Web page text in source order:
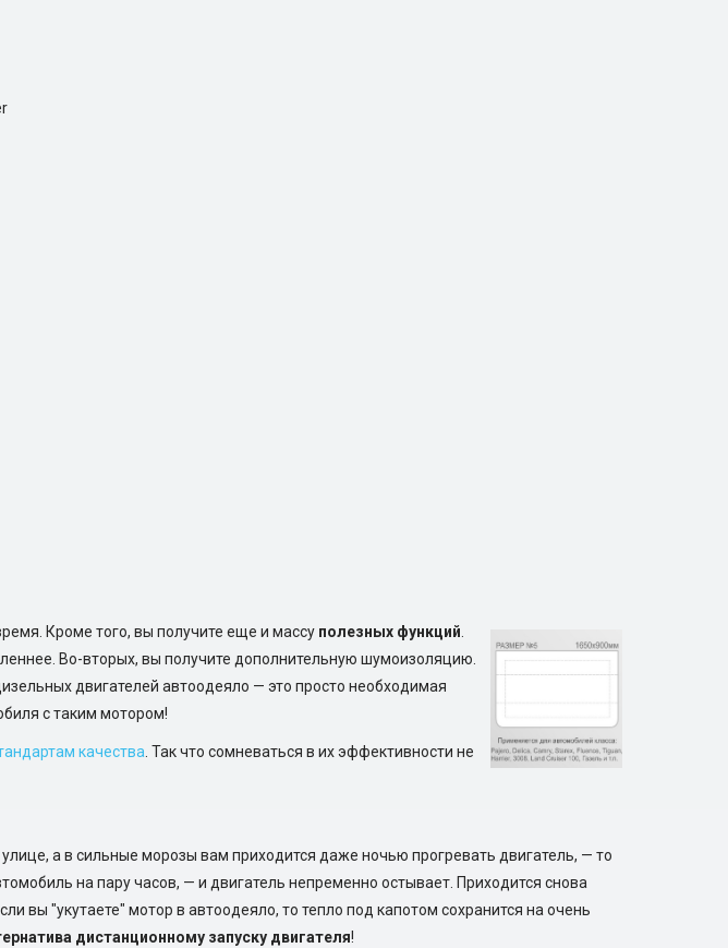
Кроме того, вы получите еще и массу полезных функций
Во-вторых, вы получите дополнительную шумоизоляцию.
двигателей автоодеяло — это просто необходимая
с таким мотором!
качества . Так что сомневаться в их эффективности не
а в сильные морозы вам приходится даже ночью прогревать двигатель, — то
на пару часов, — и двигатель непременно остывает. Приходится снова
вы "укутаете" мотор в автоодеяло, то тепло под капотом сохранится на очень
дистанционному запуску двигателя!